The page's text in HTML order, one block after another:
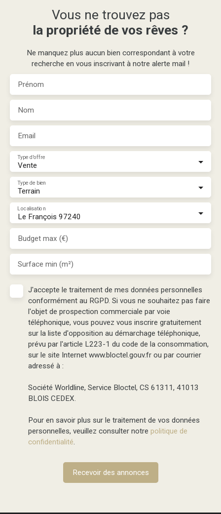
Vous ne trouvez pas
la propriété de vos rêves ?
Ne manquez plus aucun bien correspondant à votre
recherche en vous inscrivant à notre alerte mail !
Prénom
Nom
Email
Vente
Type d'offre
Terrain
Type de bien
Le François 97240
Localisation
Budget max (€)
Surface min (m²)
J'accepte le traitement de mes données personnelles
conformément au RGPD. Si vous ne souhaitez pas faire
l'objet de prospection commerciale par voie
téléphonique, vous pouvez vous inscrire gratuitement
sur la liste d'opposition au démarchage téléphonique,
prévu par l'article L223-1 du code de la consommation,
sur le site Internet www.bloctel.gouv.fr ou par courrier
adressé à :
Société Worldline, Service Bloctel, CS 61311, 41013
BLOIS CEDEX.
Pour en savoir plus sur le traitement de vos données
personnelles, veuillez consulter notre politique de
confidentialité.
Recevoir des annonces